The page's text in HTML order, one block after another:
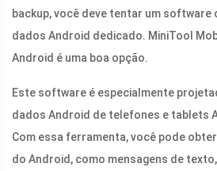
backup, você deve tentar um software
dados Android dedicado. MiniTool
Android é uma boa opção.
Este software é especialmente
dados Android de telefones e tablets
Com essa ferramenta, você pode
do Android, como mensagens de